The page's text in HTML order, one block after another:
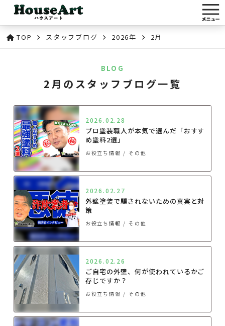
TOP スタッフブログ 2026年 2月
BLOG
2月のスタッフブログ一覧
2026.02.28
プロ塗装職人が本気で選んだ「おすす
め塗料2選」
お役立ち情報 その他
2026.02.27
外壁塗装で騙されないための真実と対
策
お役立ち情報 その他
2026.02.26
ご自宅の外壁、何が使われているかご
存じですか？
お役立ち情報 その他